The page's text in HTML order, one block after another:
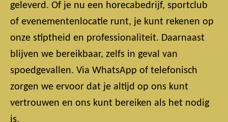
geleverd. Of je nu een horecabedrijf, sportclub
of evenementenlocatie runt, je kunt rekenen op
onze stiptheid en professionaliteit. Daarnaast
blijven we bereikbaar, zelfs in geval van
spoedgevallen. Via WhatsApp of telefonisch
zorgen we ervoor dat je altijd op ons kunt
vertrouwen en ons kunt bereiken als het nodig
is.